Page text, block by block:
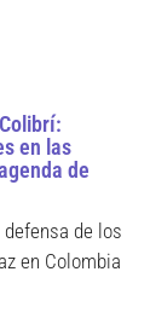
en las
de
de los
en Colombia